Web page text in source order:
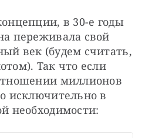
в 30-е годы
переживала свой
век (будем считать,
Так что если
миллионов
исключительно в
необходимости: